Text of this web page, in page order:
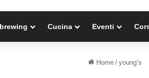
Cucina Eventi
Home / young’s